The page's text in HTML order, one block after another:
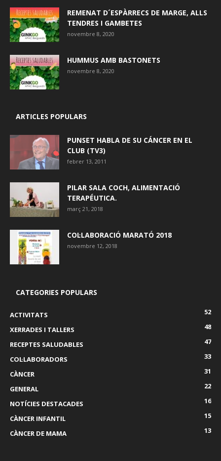
REMENAT D´ESPÀRRECS DE MARGE, ALLS
TENDRES I GAMBETES
novembre 8, 2020
HUMMUS AMB BASTONETS
novembre 8, 2020
ARTICLES POPULARS
PUNSET HABLA DE SU CÁNCER EN EL
CLUB (TV3)
febrer 13, 2011
PILAR SALA COCH, ALIMENTACIÓ
TERAPÉUTICA.
març 21, 2018
COL·LABORACIÓ MARATÓ 2018
novembre 12, 2018
CATEGORIES POPULARS
ACTIVITATS
52
XERRADES I TALLERS
48
RECEPTES SALUDABLES
47
COL·LABORADORS
33
CÀNCER
31
GENERAL
22
NOTÍCIES DESTACADES
16
CÀNCER INFANTIL
15
CÀNCER DE MAMA
13